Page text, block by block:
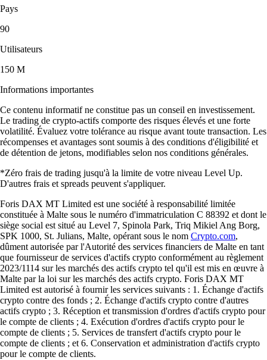
Pays
90
Utilisateurs
150 M
Informations importantes
Ce contenu informatif ne constitue pas un conseil en investissement.
Le trading de crypto-actifs comporte des risques élevés et une forte
volatilité. Évaluez votre tolérance au risque avant toute transaction. Les
récompenses et avantages sont soumis à des conditions d'éligibilité et
de détention de jetons, modifiables selon nos conditions générales.
*Zéro frais de trading jusqu'à la limite de votre niveau Level Up.
D'autres frais et spreads peuvent s'appliquer.
Foris DAX MT Limited est une société à responsabilité limitée
constituée à Malte sous le numéro d'immatriculation C 88392 et dont le
siège social est situé au Level 7, Spinola Park, Triq Mikiel Ang Borg,
SPK 1000, St. Julians, Malte, opérant sous le nom Crypto.com,
dûment autorisée par l'Autorité des services financiers de Malte en tant
que fournisseur de services d'actifs crypto conformément au règlement
2023/1114 sur les marchés des actifs crypto tel qu'il est mis en œuvre à
Malte par la loi sur les marchés des actifs crypto. Foris DAX MT
Limited est autorisé à fournir les services suivants : 1. Échange d'actifs
crypto contre des fonds ; 2. Échange d'actifs crypto contre d'autres
actifs crypto ; 3. Réception et transmission d'ordres d'actifs crypto pour
le compte de clients ; 4. Exécution d'ordres d'actifs crypto pour le
compte de clients ; 5. Services de transfert d'actifs crypto pour le
compte de clients ; et 6. Conservation et administration d'actifs crypto
pour le compte de clients.